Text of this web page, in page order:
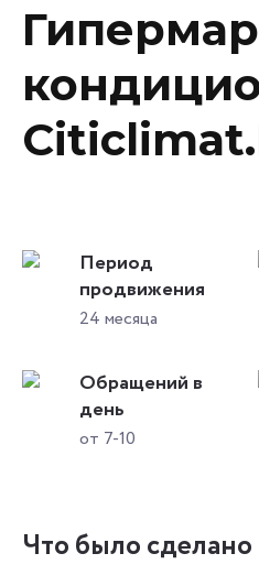
Период
продвижения
24 месяца
Обращений в
день
от 7-10
Что было сделано